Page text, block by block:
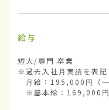
給与
短大/専門 卒業
※過去入社月実績を表
月給：195,000円（一
※基本給：169,000円